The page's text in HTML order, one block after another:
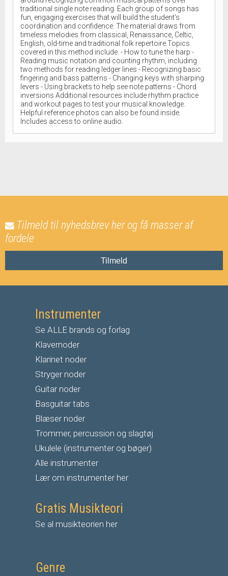
traditional single note reading. Each group of songs has
fun, engaging exercises that will build the student's
coordination and confidence. The material draws from
timeless melodies from classical, Renaissance, Celtic,
English, old-time and traditional folk repertoire.Topics
covered in this method include: - How to tune the harp -
Reading music notation and counting rhythm, including
two methods for reading ledger lines - Recognizing basic
fingering and bass patterns - Changing keys with sharping
levers - Using brackets to help see note patterns - Chord
inversions Additional resources include rhythm practice
and workout pages to test your musical knowledge.
Helpful reference photos can also be found inside.
Includes access to online audio.
Tilmeld til nyhedsbrev her og få masser af
fordele
Tilmeld
Instrumenter
Se ALLE brands og forlag
Klavernoder
Klarinet noder
Stryger noder
Guitar noder
Basguitar tabs
Blæser noder
Trommer, percussion og slagtøj
Ukulele (instrumenter og bøger)
Alle instrumenter
Lær om instrumenter her
Gratis Musikteori
Se al musikteorien her
Genre